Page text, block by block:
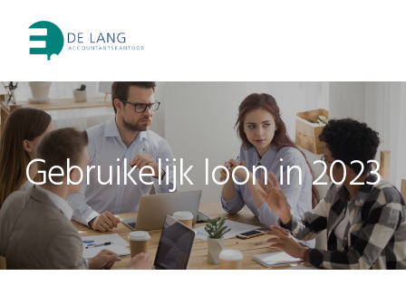
primary
navigation
content
primary
sidebar
footer
Gebruikelijk loon in 2023